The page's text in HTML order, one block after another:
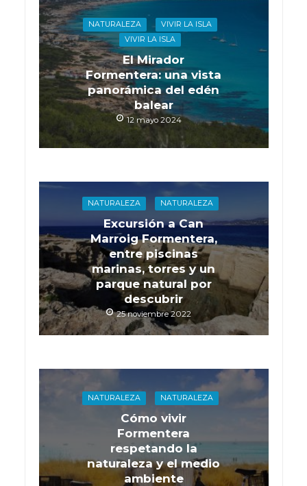
NATURALEZA
VIVIR LA ISLA
VIVIR LA ISLA
El Mirador
Formentera: una vista
panorámica del edén
balear
12 mayo 2024
NATURALEZA NATURALEZA
Excursión a Can
Marroig Formentera,
entre piscinas
marinas, torres y un
parque natural por
descubrir
25 noviembre 2022
NATURALEZA NATURALEZA
Cómo vivir
Formentera
respetando la
naturaleza y el medio
ambiente